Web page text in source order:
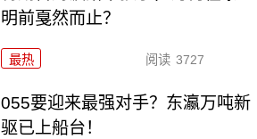
明前戛然而止？
最热 阅读 3727
055要迎来最强对手？东瀛万吨新
驱已上船台！